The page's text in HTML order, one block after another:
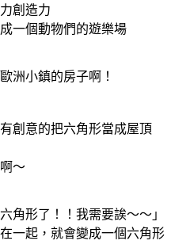
創造力
一個動物們的遊樂場
洲小鎮的房子啊！
創意的把六角形當成屋頂
～
角形了！！我需要誒～～」
一起，就會變成一個六角形